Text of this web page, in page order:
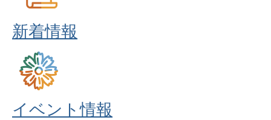
新着情報
イベント情報